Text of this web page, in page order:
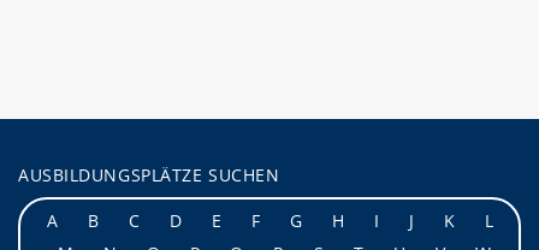
AUSBILDUNGSPLÄTZE SUCHEN
A
B C D E F G H I J K
L